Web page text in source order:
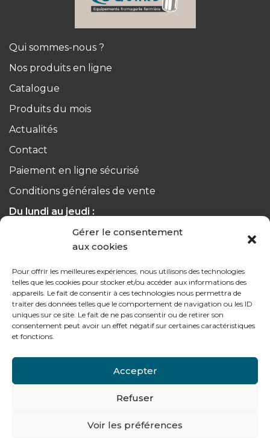
Gérer le consentement
aux cookies
Pour offrir les meilleures expériences, nous utilisons des technologies
telles que les cookies pour stocker et/ou accéder aux informations des
appareils. Le fait de consentir à ces technologies nous permettra de
traiter des données telles que le comportement de navigation ou les ID
uniques sur ce site. Le fait de ne pas consentir ou de retirer son
consentement peut avoir un effet négatif sur certaines caractéristiques
et fonctions.
Accepter
Refuser
Voir les préférences
Qui sommes-nous ?
Nos produits en ligne
Catalogue
Produits du mois
Actualités
Contact
Paiement en ligne sécurisé
Conditions générales de vente
Du lundi au jeudi :
de 8h à 12h30 et de 13h30 à 17h20
de 8h à 12h30 et de 13h30 à 16h
Contactez-nous
Tél : + 33 (0)4 74 62 81 44